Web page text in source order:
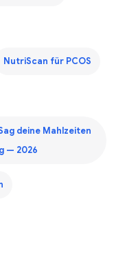
NutriScan für PCOS
deine Mahlzeiten
— 2026